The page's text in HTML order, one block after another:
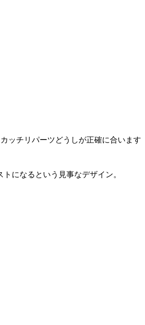
ッチリパーツどうしが正確に合います
になるという見事なデザイン。